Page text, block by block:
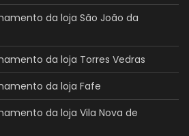
da loja São João da
da loja Torres Vedras
da loja Fafe
da loja Vila Nova de